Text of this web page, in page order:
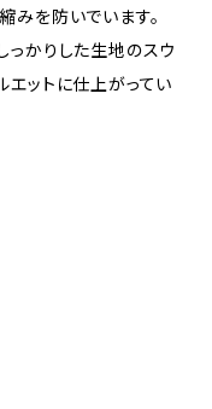
みを防いでいます。
っかりした生地のスウ
エットに仕上がってい